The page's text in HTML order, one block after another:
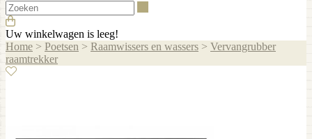
Uw winkelwagen is leeg!
Home > Poetsen > Raamwissers en wassers > Vervangrubber
raamtrekker